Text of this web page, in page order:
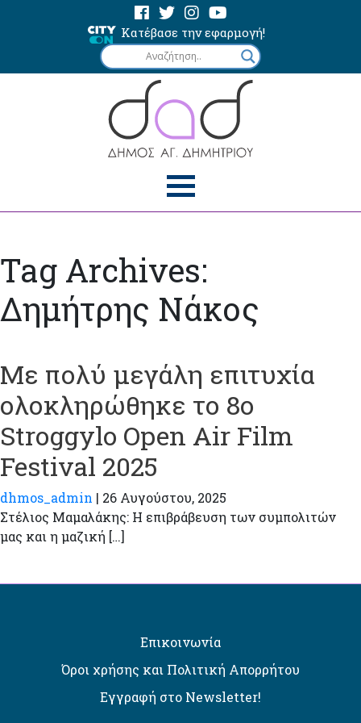
Κατέβασε την εφαρμογή!
Tag Archives:
Δημήτρης Νάκος
Με πολύ μεγάλη επιτυχία
ολοκληρώθηκε το 8ο
Stroggylo Open Air Film
Festival 2025
dhmos_admin | 26 Αυγούστου, 2025
Στέλιος Μαμαλάκης: Η επιβράβευση των συμπολιτών
μας και η μαζική […]
Επικοινωνία
Όροι χρήσης και Πολιτική Απορρήτου
Εγγραφή στο Newsletter!